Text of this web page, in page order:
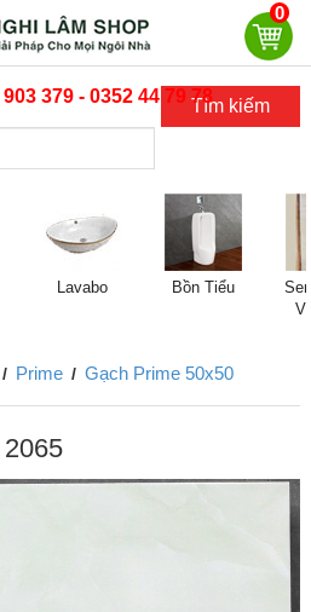
0
379 - 0352 44 79 78Tìm kiếm
Lavabo Bồn Tiểu
/ Prime / Gạch Prime 50x50